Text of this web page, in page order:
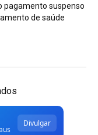
pagamento suspenso
de saúde
Divulgar